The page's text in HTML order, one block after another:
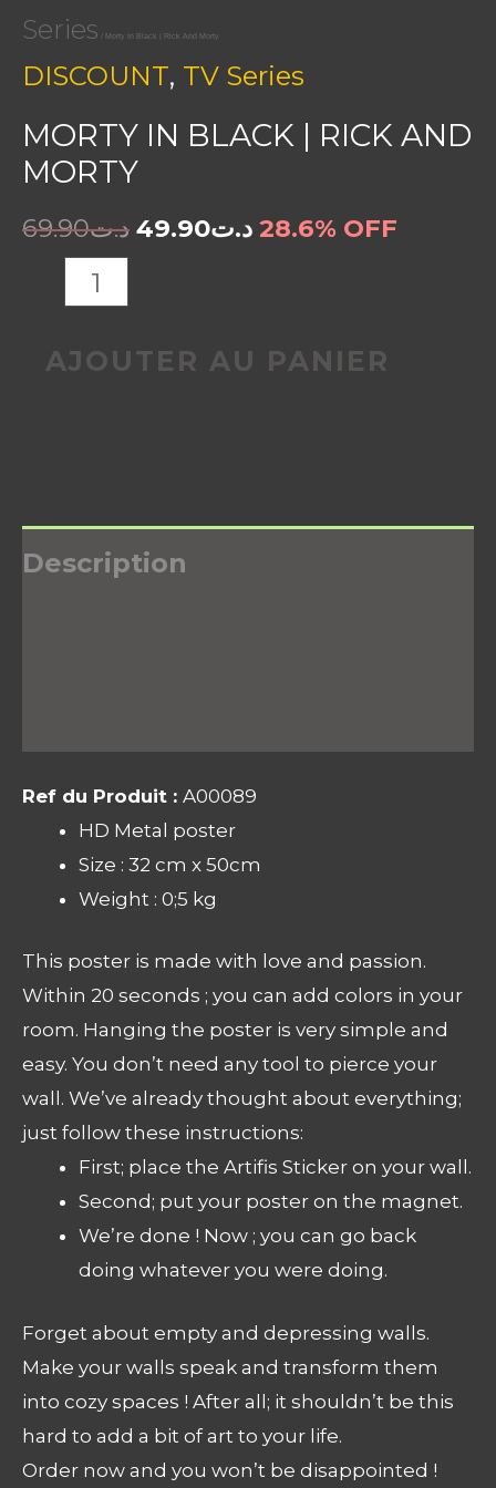
Series / Morty In Black | Rick And Morty
DISCOUNT, TV Series
MORTY IN BLACK | RICK AND
MORTY
د.ت69.90 د.ت49.90 28.6% OFF
AJOUTER AU PANIER
Description
Ref du Produit : A00089
HD Metal poster
Size : 32 cm x 50cm
Weight : 0;5 kg
This poster is made with love and passion.
Within 20 seconds ; you can add colors in your
room. Hanging the poster is very simple and
easy. You don’t need any tool to pierce your
wall. We’ve already thought about everything;
just follow these instructions:
First; place the Artifis Sticker on your wall.
Second; put your poster on the magnet.
We’re done ! Now ; you can go back
doing whatever you were doing.
Forget about empty and depressing walls.
Make your walls speak and transform them
into cozy spaces ! After all; it shouldn’t be this
hard to add a bit of art to your life.
Order now and you won’t be disappointed !